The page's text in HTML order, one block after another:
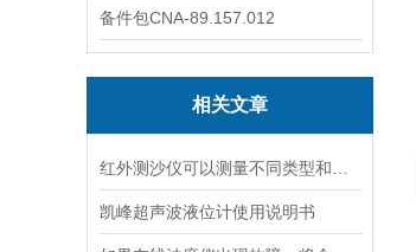
备件包CNA-89.157.012
相关文章
凯峰超声波液位计使用说明书